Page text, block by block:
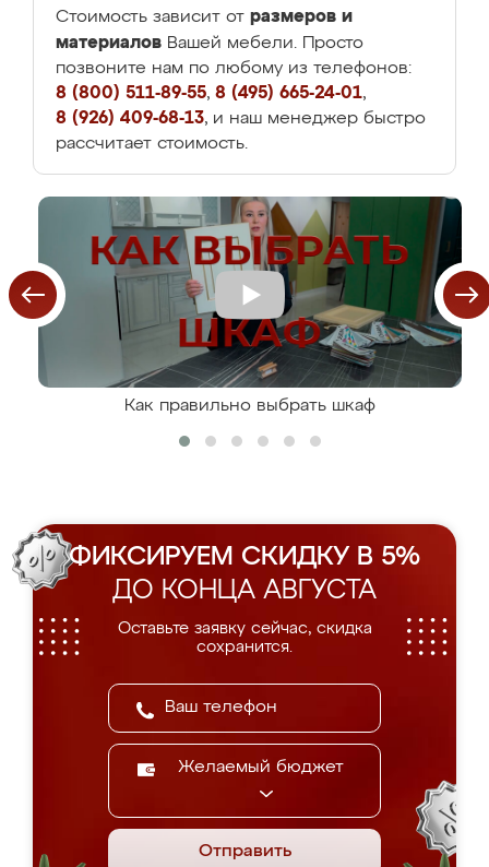
Стоимость зависит от размеров и
материалов Вашей мебели. Просто
позвоните нам по любому из телефонов:
8 (800) 511-89-55, 8 (495) 665-24-01,
8 (926) 409-68-13, и наш менеджер быстро
рассчитает стоимость.
Как правильно выбрать шкаф
ФИКСИРУЕМ СКИДКУ В 5%
ДО КОНЦА АВГУСТА
Оставьте заявку сейчас, скидка
сохранится.
Желаемый бюджет
Отправить